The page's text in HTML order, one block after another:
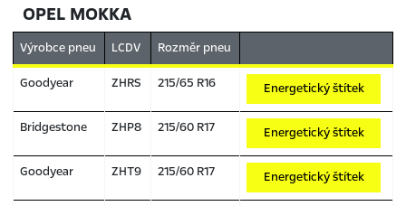
OPEL MOKKA
Výrobce pneu LCDV Rozměr pneu
Goodyear ZHRS 215/65 R16 Energetický štítek
Bridgestone ZHP8 215/60 R17 Energetický štítek
Goodyear ZHT9 215/60 R17 Energetický štítek